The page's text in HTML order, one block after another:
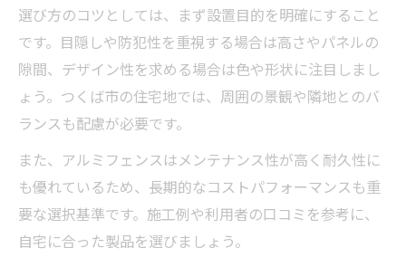
選び方のコツとしては、まず設置目的を明確にすること
です。目隠しや防犯性を重視する場合は高さやパネルの
隙間、デザイン性を求める場合は色や形状に注目しまし
ょう。つくば市の住宅地では、周囲の景観や隣地とのバ
ランスも配慮が必要です。
また、アルミフェンスはメンテナンス性が高く耐久性に
も優れているため、長期的なコストパフォーマンスも重
要な選択基準です。施工例や利用者の口コミを参考に、
自宅に合った製品を選びましょう。